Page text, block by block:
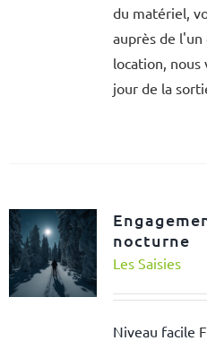
du matériel,
auprès de l'un
location, nous
jour de la
nocturne
Les Saisies
Niveau facile